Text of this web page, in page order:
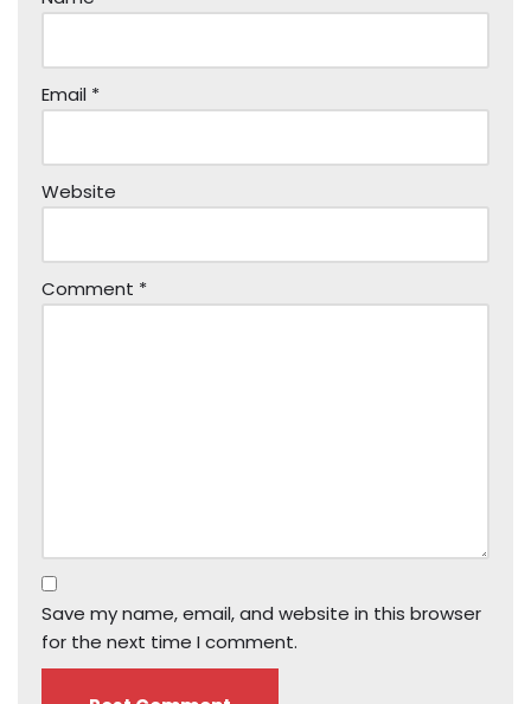
Email *
Website
Comment *
Save my name, email, and website in this browser
for the next time I comment.